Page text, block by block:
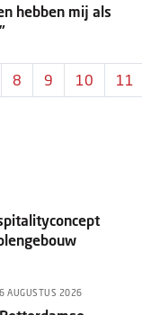
hebben mij als
8 9 10 11
6 AUGUSTUS 2026